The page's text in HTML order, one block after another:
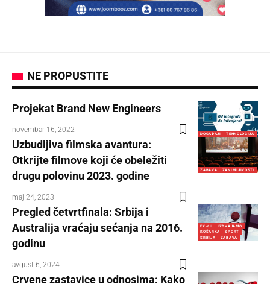
NE PROPUSTITE
DOGAĐAJI TEHNOLOGIJA
Projekat Brand New Engineers
novembar 16, 2022
ZABAVA ZANIMLJIVOSTI
Uzbudljiva filmska avantura:
Otkrijte filmove koji će obeležiti
drugu polovinu 2023. godine
maj 24, 2023
EX-YU
IZDVAJAMO
KOŠARKA
SPORT
SRBIJA
ZABAVA
Pregled četvrtfinala: Srbija i
Australija vraćaju sećanja na 2016.
godinu
avgust 6, 2024
Crvene zastavice u odnosima: Kako